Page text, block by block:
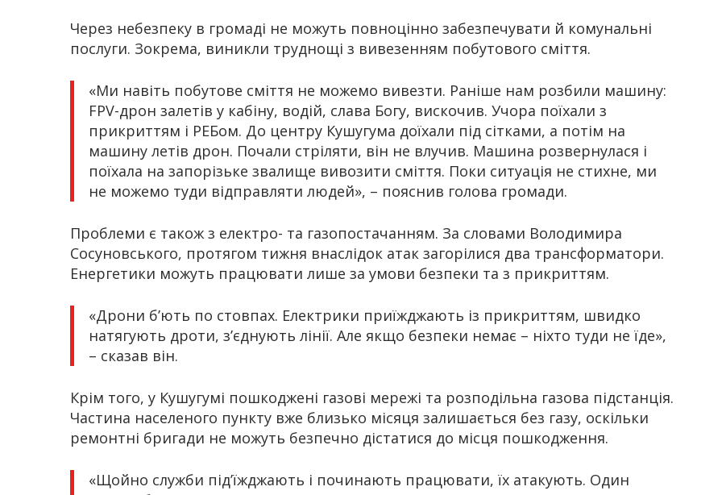
Через небезпеку в громаді не можуть повноцінно забезпечувати й комунальні
послуги. Зокрема, виникли труднощі з вивезенням побутового сміття.
«Ми навіть побутове сміття не можемо вивезти. Раніше нам розбили машину:
FPV-дрон залетів у кабіну, водій, слава Богу, вискочив. Учора поїхали з
прикриттям і РЕБом. До центру Кушугума доїхали під сітками, а потім на
машину летів дрон. Почали стріляти, він не влучив. Машина розвернулася і
поїхала на запорізьке звалище вивозити сміття. Поки ситуація не стихне, ми
не можемо туди відправляти людей», – пояснив голова громади.
Проблеми є також з електро- та газопостачанням. За словами Володимира
Сосуновського, протягом тижня внаслідок атак загорілися два трансформатори.
Енергетики можуть працювати лише за умови безпеки та з прикриттям.
«Дрони б’ють по стовпах. Електрики приїжджають із прикриттям, швидко
натягують дроти, з’єднують лінії. Але якщо безпеки немає – ніхто туди не їде»,
– сказав він.
Крім того, у Кушугумі пошкоджені газові мережі та розподільна газова підстанція.
Частина населеного пункту вже близько місяця залишається без газу, оскільки
ремонтні бригади не можуть безпечно дістатися до місця пошкодження.
«Щойно служби під’їжджають і починають працювати, їх атакують. Один